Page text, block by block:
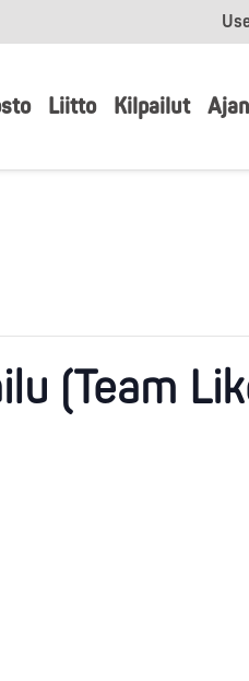
Liitto Kilpailut
(Team